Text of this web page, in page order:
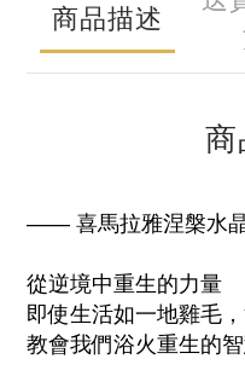
商品描述
—— 喜馬拉雅涅槃水
從逆境中重生的力量
即使生活如一地雞毛
教會我們浴火重生的智